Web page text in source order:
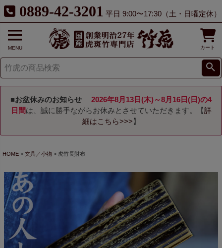
0889-42-3201 平日 9:00〜17:30（土・日曜定休）
MENU カート
■お盆休みのお知らせ
2026年8月13日(木)～8月16日(日)の4
日間は、誠に勝手ながらお休みとさせていただきます。【詳
細はこちら>>> 】
HOME 文具／小物 虎竹長財布